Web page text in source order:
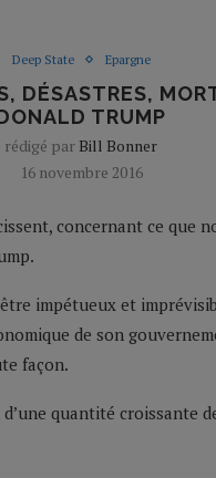
Deep State Epargne
DÉSASTRES,
TRUMP
rédigé par Bill Bonner
16 novembre 2016
concernant ce que
impétueux et
de son
façon.
quantité croissante